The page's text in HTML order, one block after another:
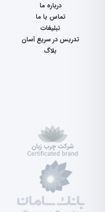
درباره ما
تماس با ما
تبلیغات
تدریس در سریع آسان
بلاگ